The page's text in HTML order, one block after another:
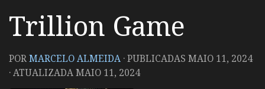
Trillion Game
PORMARCELO ALMEIDA · PUBLICADAS MAIO 11, 2024
· ATUALIZADAMAIO 11, 2024